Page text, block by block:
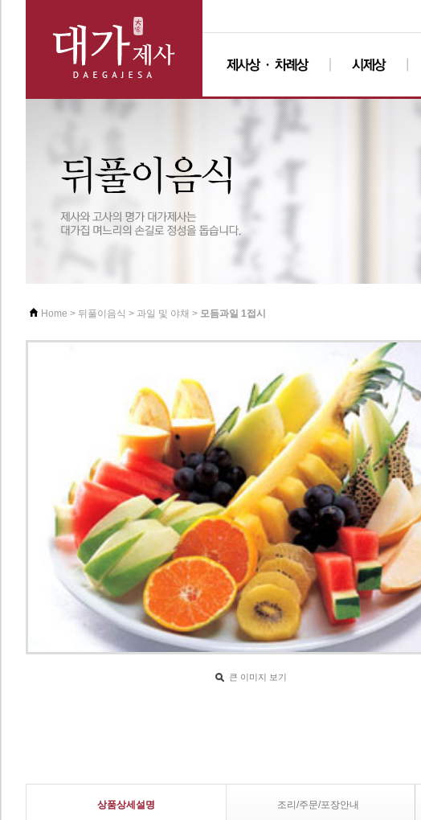
Home > 뒤풀이음식 > 과일 및 야채 > 모듬과일 1접시
큰 이미지 보기
상품상세설명 조리/주문/포장안내